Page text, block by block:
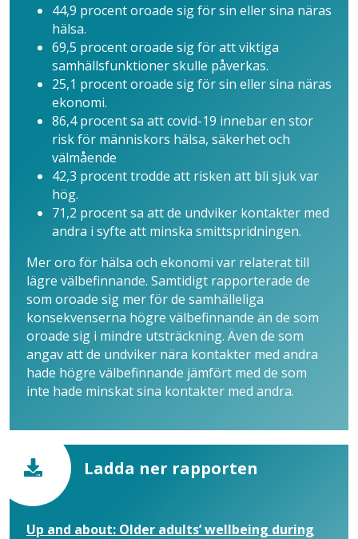
44,9 procent oroade sig för sin eller sina näras
hälsa.
69,5 procent oroade sig för att viktiga
samhällsfunktioner skulle påverkas.
25,1 procent oroade sig för sin eller sina näras
ekonomi.
86,4 procent sa att covid-19 innebar en stor
risk för människors hälsa, säkerhet och
välmående
42,3 procent trodde att risken att bli sjuk var
hög.
71,2 procent sa att de undviker kontakter med
andra i syfte att minska smittspridningen.
Mer oro för hälsa och ekonomi var relaterat till
lägre välbefinnande. Samtidigt rapporterade de
som oroade sig mer för de samhälleliga
konsekvenserna högre välbefinnande än de som
oroade sig i mindre utsträckning. Även de som
angav att de undviker nära kontakter med andra
hade högre välbefinnande jämfört med de som
inte hade minskat sina kontakter med andra.
Ladda ner rapporten
Up and about: Older adults’ wellbeing during